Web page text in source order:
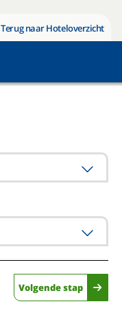
Terug naar Hoteloverzicht
Volgende stap